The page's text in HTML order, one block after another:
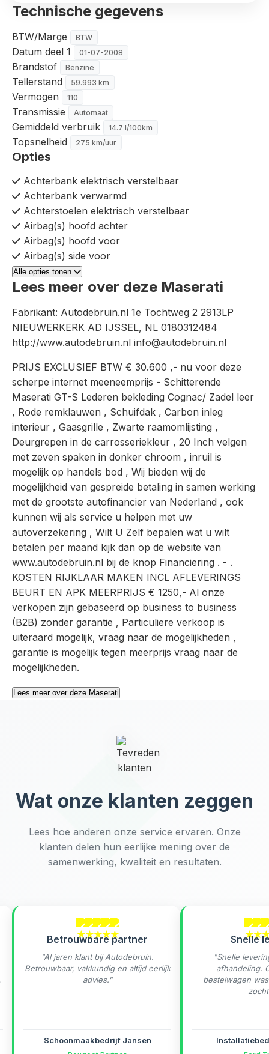
Technische gegevens
BTW/Marge BTW
Datum deel 1 01-07-2008
Brandstof Benzine
Tellerstand 59.993 km
Vermogen 110
Transmissie Automaat
Gemiddeld verbruik 14.7 l/100km
Topsnelheid 275 km/uur
Opties
Achterbank elektrisch verstelbaar
Achterbank verwarmd
Achterstoelen elektrisch verstelbaar
Airbag(s) hoofd achter
Airbag(s) hoofd voor
Airbag(s) side voor
Alle opties tonen
Lees meer over deze Maserati
Fabrikant: Autodebruin.nl 1e Tochtweg 2 2913LP
NIEUWERKERK AD IJSSEL, NL 0180312484
http://www.autodebruin.nl info@autodebruin.nl
PRIJS EXCLUSIEF BTW € 30.600 ,- nu voor deze
scherpe internet meeneemprijs - Schitterende
Maserati GT-S Lederen bekleding Cognac/ Zadel leer
, Rode remklauwen , Schuifdak , Carbon inleg
interieur , Gaasgrille , Zwarte raamomlijsting ,
Deurgrepen in de carrosseriekleur , 20 Inch velgen
met zeven spaken in donker chroom , inruil is
mogelijk op handels bod , Wij bieden wij de
mogelijkheid van gespreide betaling in samen werking
met de grootste autofinancier van Nederland , ook
kunnen wij als service u helpen met uw
autoverzekering , Wilt U Zelf bepalen wat u wilt
betalen per maand kijk dan op de website van
www.autodebruin.nl bij de knop Financiering . - .
KOSTEN RIJKLAAR MAKEN INCL AFLEVERINGS
BEURT EN APK MEERPRIJS € 1250,- Al onze
verkopen zijn gebaseerd op business to business
(B2B) zonder garantie , Particuliere verkoop is
uiteraard mogelijk, vraag naar de mogelijkheden ,
garantie is mogelijk tegen meerprijs vraag naar de
mogelijkheden.
Lees meer over deze Maserati
Wat onze klanten zeggen
Lees hoe anderen onze service ervaren. Onze
klanten delen hun eerlijke mening over de
samenwerking, kwaliteit en resultaten.
Betrouwbare partner
"Al jaren klant bij Autodebruin.
Betrouwbaar, vakkundig en altijd eerlijk
advies."
Schoonmaakbedrijf Jansen
Snelle
"Snelle levering
afhandeling.
bestelwagen was